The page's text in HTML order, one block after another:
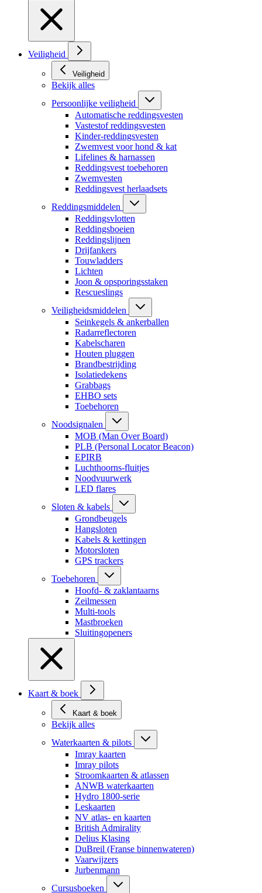
Veiligheid
Veiligheid
Bekijk alles
Persoonlijke veiligheid
Automatische reddingsvesten
Vastestof reddingsvesten
Kinder-reddingsvesten
Zwemvest voor hond & kat
Lifelines & harnassen
Reddingsvest toebehoren
Zwemvesten
Reddingsvest herlaadsets
Reddingsmiddelen
Reddingsvlotten
Reddingsboeien
Reddingslijnen
Drijfankers
Touwladders
Lichten
Joon & opsporingsstaken
Rescueslings
Veiligheidsmiddelen
Seinkegels & ankerballen
Radarreflectoren
Kabelscharen
Houten pluggen
Brandbestrijding
Isolatiedekens
Grabbags
EHBO sets
Toebehoren
Noodsignalen
MOB (Man Over Board)
PLB (Personal Locator Beacon)
EPIRB
Luchthoorns-fluitjes
Noodvuurwerk
LED flares
Sloten & kabels
Grondbeugels
Hangsloten
Kabels & kettingen
Motorsloten
GPS trackers
Toebehoren
Hoofd- & zaklantaarns
Zeilmessen
Multi-tools
Mastbroeken
Sluitingopeners
Kaart & boek
Kaart & boek
Bekijk alles
Waterkaarten & pilots
Imray kaarten
Imray pilots
Stroomkaarten & atlassen
ANWB waterkaarten
Hydro 1800-serie
Leskaarten
NV atlas- en kaarten
British Admirality
Delius Klasing
DuBreil (Franse binnenwateren)
Vaarwijzers
Jurbenmann
Cursusboeken